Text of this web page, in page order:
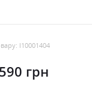
l10001404
грн